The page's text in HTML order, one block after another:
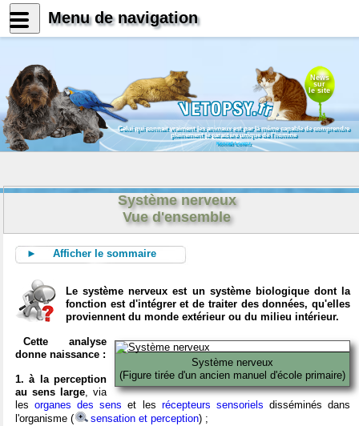
News
sur
le site
Celui qui connait vraiment les animaux est par là même capable de comprendre
pleinement le caractère unique de l'homme
Konrad Lorenz
Système nerveux
Vue d'ensemble
► Afficher le sommaire
Le système nerveux est un système biologique dont la
fonction est d'intégrer et de traiter des données, qu'elles
proviennent du monde extérieur ou du milieu intérieur.
Système nerveux
(Figure tirée d'un ancien manuel d'école primaire)
Cette analyse
donne naissance :
1. à la perception
au sens large, via
lesorganes des sens et les récepteurs sensoriels disséminés dans
l'organisme (
sensation et perception) ;
Menu de navigation